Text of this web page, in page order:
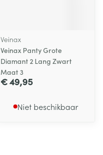
Veinax
Veinax Panty Grote
Diamant 2 Lang Zwart
Maat 3
€ 49,95
Niet beschikbaar